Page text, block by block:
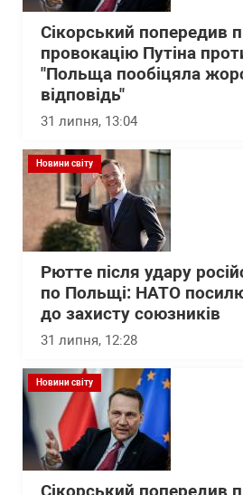
Сікорський попередив
провокацію Путіна
"Польща пообіцяла
відповідь"
31 липня, 13:04
Новини світу
Рютте після удару
по Польщі: НАТО
до захисту союзників
31 липня, 12:28
Новини світу